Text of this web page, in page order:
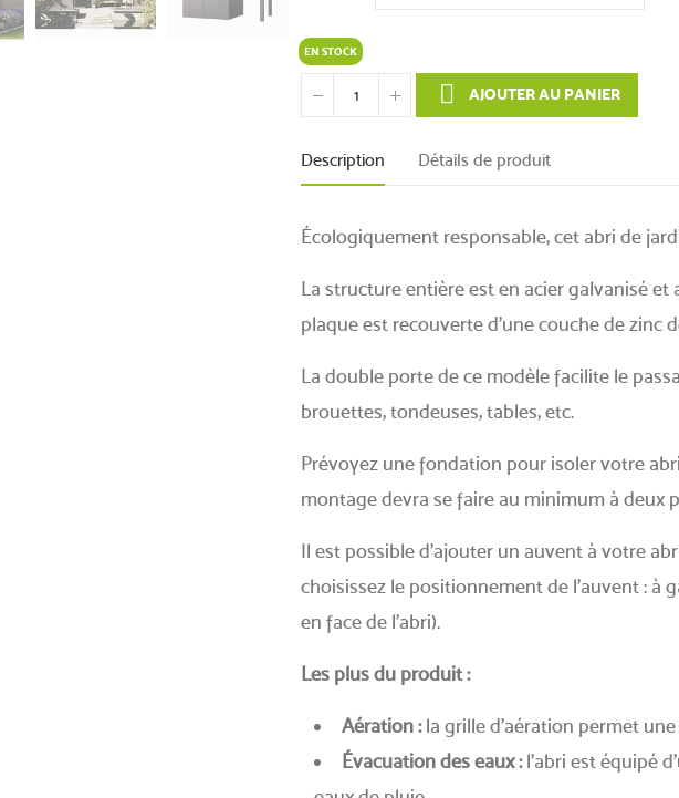
EN STOCK
AJOUTER AU PANIER
Description Détails de produit
Écologiquement responsable, cet abri de
La structure entière est en acier galvanisé
plaque est recouverte d’une couche de zinc
La double porte de ce modèle facilite le
brouettes, tondeuses, tables, etc.
Prévoyez une fondation pour isoler votre
montage devra se faire au minimum à deux
Il est possible d’ajouter un auvent à votre
choisissez le positionnement de l’auvent : à
en face de l’abri).
Les plus du produit :
Aération :la grille d’aération permet
Évacuation des eaux :l’abri est équipé